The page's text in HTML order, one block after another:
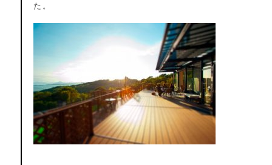
た。